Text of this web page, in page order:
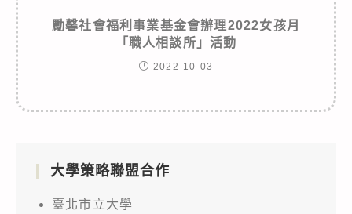
勵馨社會福利事業基金會辦理2022女孩月
「職人相談所」活動
2022-10-03
大學策略聯盟合作
臺北市立大學